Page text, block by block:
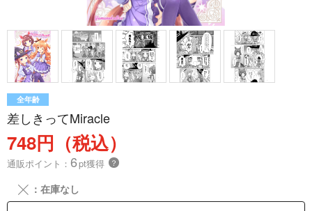
全年齢
差しきってMiracle
748円（税込）
通販ポイント： 6pt獲得 ？
╳ ：在庫なし